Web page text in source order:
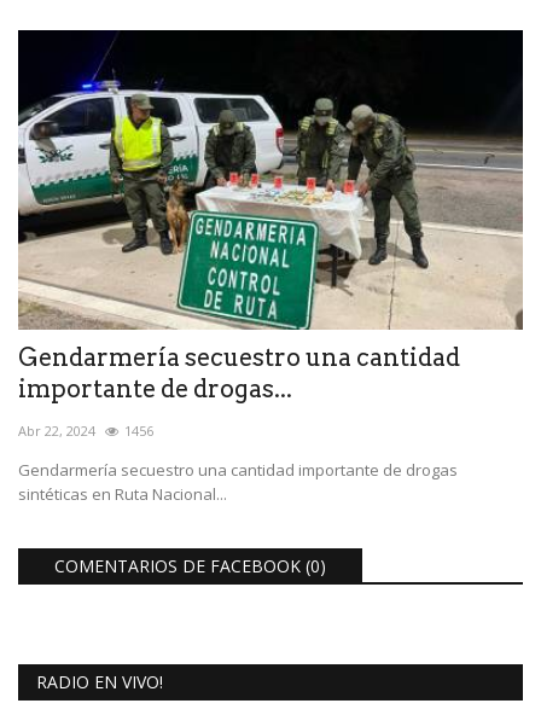
Gendarmería secuestro una cantidad
importante de drogas...
Abr 22, 2024 1456
Gendarmería secuestro una cantidad importante de drogas
sintéticas en Ruta Nacional...
COMENTARIOS DE FACEBOOK (0)
RADIO EN VIVO!